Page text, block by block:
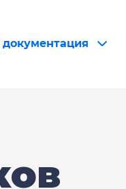
документация